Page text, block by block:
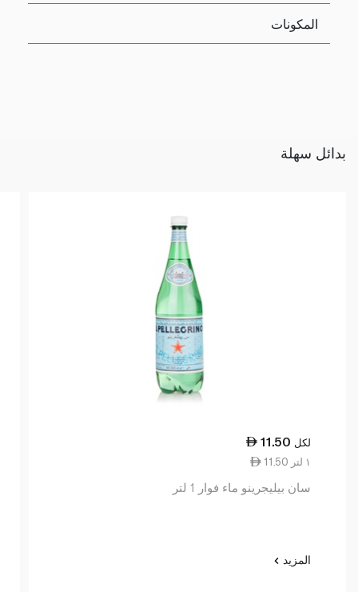
المكونات
بدائل سهلة
11.50 لكل
11.50 ١ لتر
سان بيليجرينو ماء فوار 1 لتر
المزيد